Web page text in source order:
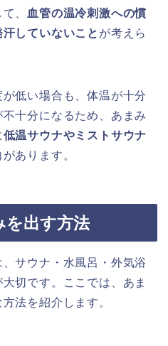
、
血管の温冷刺激への慣
していないこと が考えら
低い場合も、体温が十分
十分になるため、あまみ
低温サウナやミストサウナ
あります。
を出す方法
サウナ・水風呂・外気浴
切です。ここでは、あま
法を紹介します。